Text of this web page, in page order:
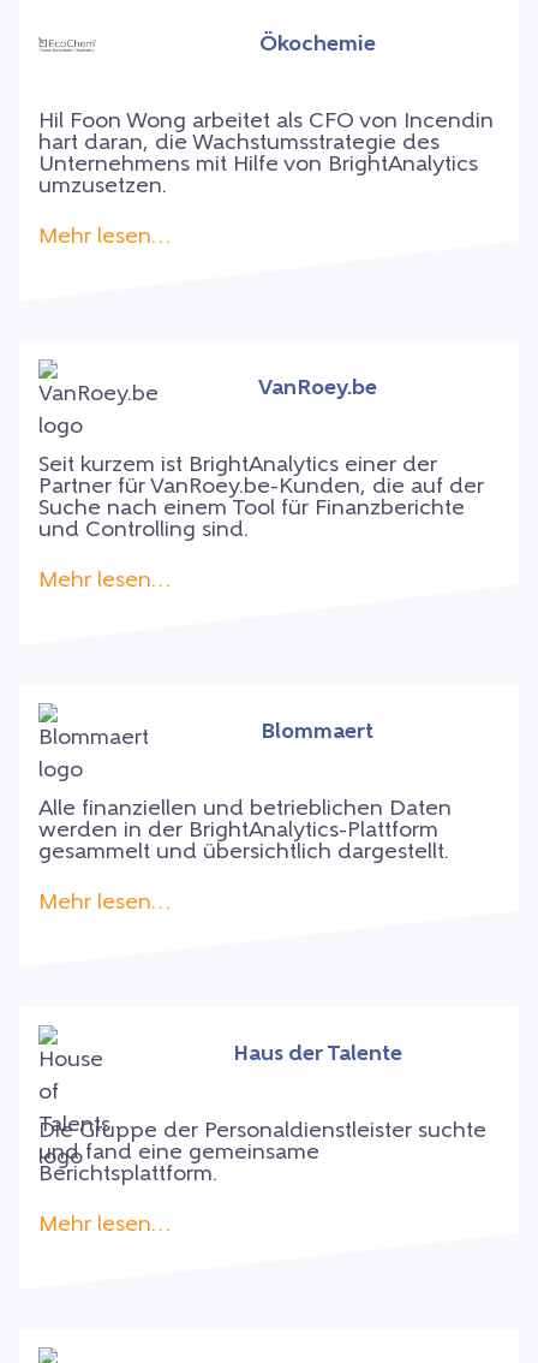
Ökochemie
Hil Foon Wong arbeitet als CFO von Incendin
hart daran, die Wachstumsstrategie des
Unternehmens mit Hilfe von BrightAnalytics
umzusetzen.
Mehr lesen…
VanRoey.be
Seit kurzem ist BrightAnalytics einer der
Partner für VanRoey.be-Kunden, die auf der
Suche nach einem Tool für Finanzberichte
und Controlling sind.
Mehr lesen…
Blommaert
Alle finanziellen und betrieblichen Daten
werden in der BrightAnalytics-Plattform
gesammelt und übersichtlich dargestellt.
Mehr lesen…
Haus der Talente
Die Gruppe der Personaldienstleister suchte
und fand eine gemeinsame
Berichtsplattform.
Mehr lesen…